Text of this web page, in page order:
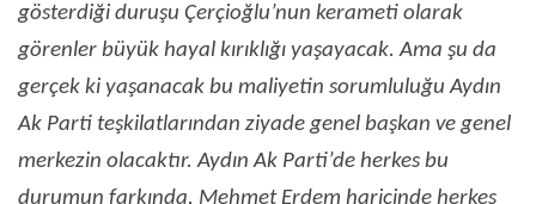
gösterdiği duruşu Çerçioğlu’nun kerameti olarak
görenler büyük hayal kırıklığı yaşayacak. Ama şu da
gerçek ki yaşanacak bu maliyetin sorumluluğu Aydın
Ak Parti teşkilatlarından ziyade genel başkan ve genel
merkezin olacaktır. Aydın Ak Parti’de herkes bu
durumun farkında, Mehmet Erdem haricinde herkes